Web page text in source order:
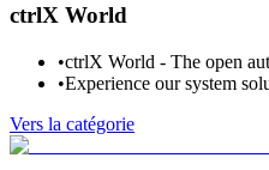
ctrlX World
•ctrlX World - The open
•Experience our system
Vers la catégorie